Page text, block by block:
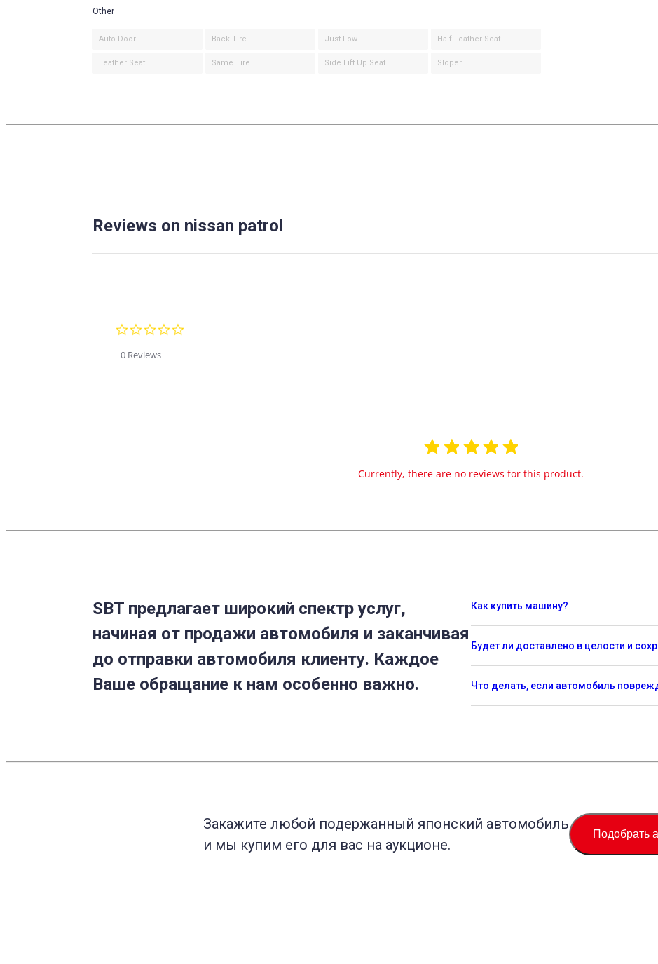
Other
Auto Door Back Tire Just Low Half Leather Seat
Leather Seat Same Tire Side Lift Up Seat Sloper
Reviews on nissan patrol
0 Reviews
Currently, there are no reviews for this product.
SBT предлагает широкий спектр услуг,
начиная от продажи автомобиля и заканчивая
до отправки автомобиля клиенту. Каждое
Ваше обращание к нам особенно важно.
Как купить машину?
Будет ли доставлено в целости и
Что делать, если автомобиль
Закажите любой подержанный японский автомобиль
и мы купим его для вас на аукционе.
Подобрать